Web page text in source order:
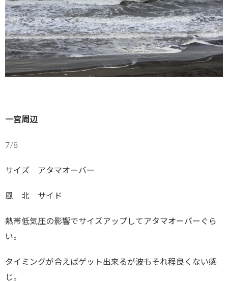
一宮周辺
7/8
サイズ アタマオーバー
風 北 サイド
熱帯低気圧の影響でサイズアップしてアタマオーバーぐら
い。
タイミングが合えばゲット出来るが波もそれ程良くない感
じ。